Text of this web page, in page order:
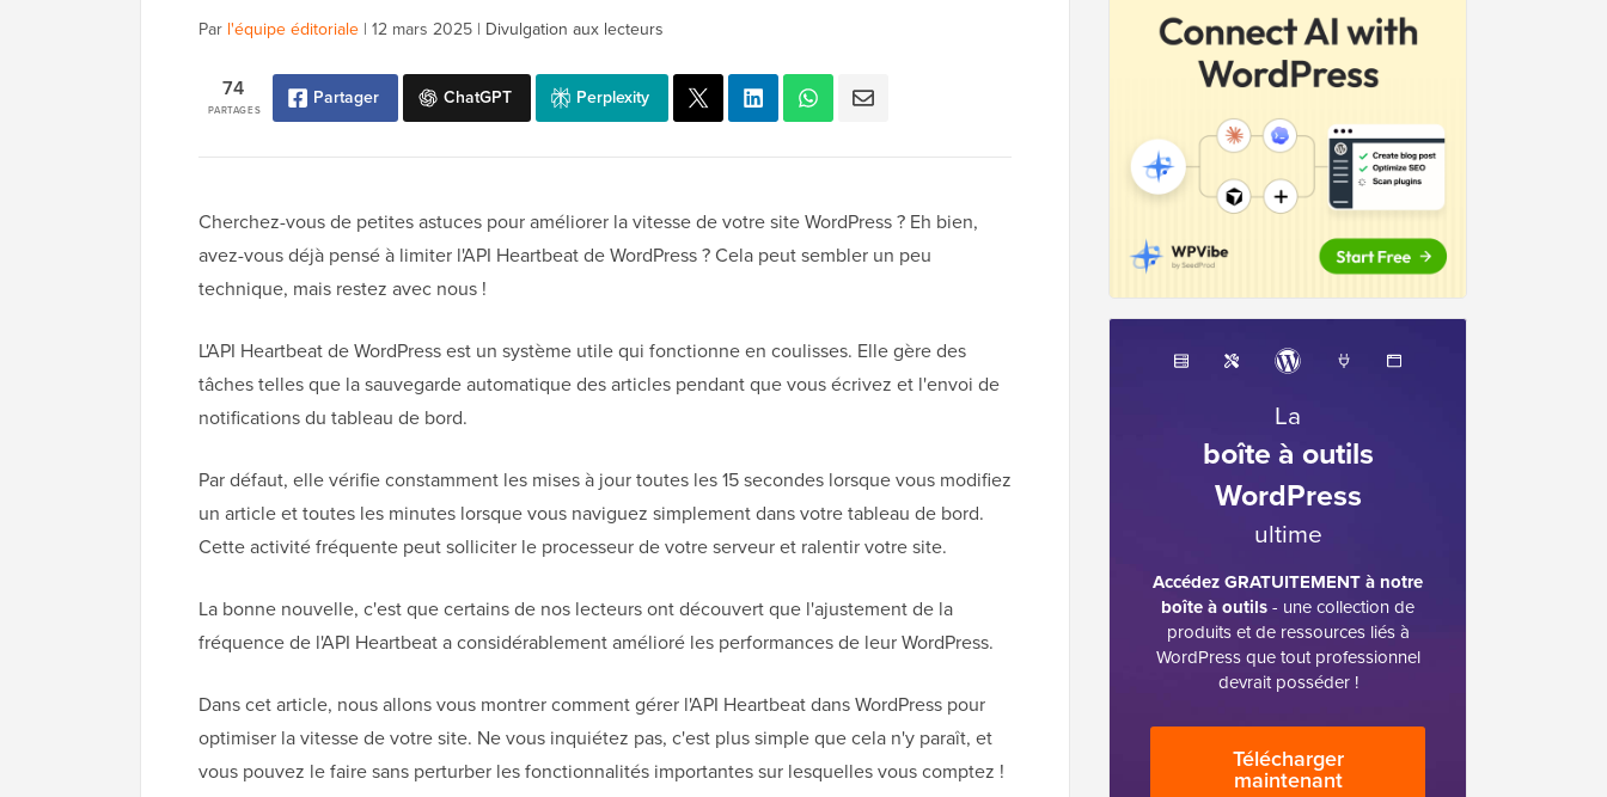
Par l'équipe éditoriale | 12 mars 2025 | Divulgation aux lecteurs
PARTAGES
74 Partager ChatGPT Perplexity
Cherchez-vous de petites astuces pour améliorer la vitesse de votre site WordPress ? Eh bien,
avez-vous déjà pensé à limiter l'API Heartbeat de WordPress ? Cela peut sembler un peu
technique, mais restez avec nous !
L'API Heartbeat de WordPress est un système utile qui fonctionne en coulisses. Elle gère des
tâches telles que la sauvegarde automatique des articles pendant que vous écrivez et l'envoi de
notifications du tableau de bord.
Par défaut, elle vérifie constamment les mises à jour toutes les 15 secondes lorsque vous modifiez
un article et toutes les minutes lorsque vous naviguez simplement dans votre tableau de bord.
Cette activité fréquente peut solliciter le processeur de votre serveur et ralentir votre site.
La bonne nouvelle, c'est que certains de nos lecteurs ont découvert que l'ajustement de la
fréquence de l'API Heartbeat a considérablement amélioré les performances de leur WordPress.
Dans cet article, nous allons vous montrer comment gérer l'API Heartbeat dans WordPress pour
optimiser la vitesse de votre site. Ne vous inquiétez pas, c'est plus simple que cela n'y paraît, et
vous pouvez le faire sans perturber les fonctionnalités importantes sur lesquelles vous comptez !
La
boîte à outils
WordPress
ultime
Accédez GRATUITEMENT à notre
boîte à outils- une collection de
produits et de ressources liés à
WordPress que tout professionnel
devrait posséder !
Télécharger
maintenant